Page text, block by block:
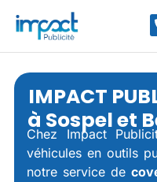
IMPACT
à Sospel et
Chez Impact
véhicules en outils
notre service de